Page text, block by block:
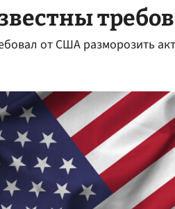
от США разморозить